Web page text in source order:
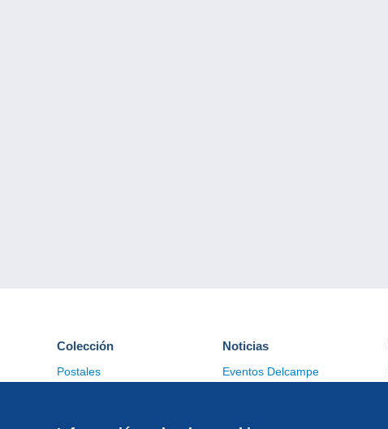
Colección
Postales
Noticias
Eventos Delcampe